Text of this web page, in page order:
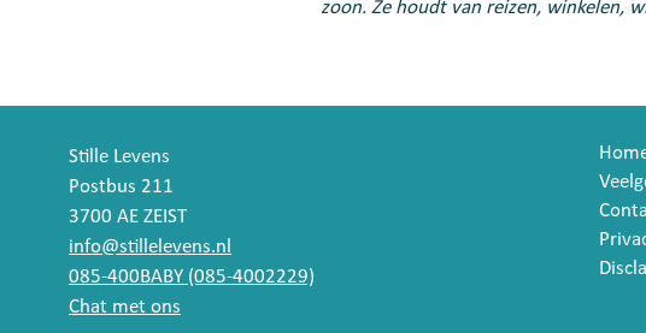
zoon. Ze houdt van reizen, winkelen,
Stille Levens
Postbus 211
3700 AE ZEIST
info@stillelevens.nl
085-400BABY (085-4002229)
Chat met ons